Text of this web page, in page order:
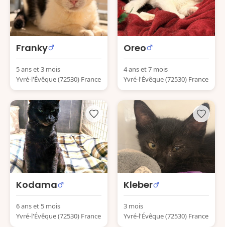
Franky
5 ans et 3 mois
Yvré-l'Évêque (72530) France
Oreo
4 ans et 7 mois
Yvré-l'Évêque (72530) France
Kodama
6 ans et 5 mois
Yvré-l'Évêque (72530) France
Kleber
3 mois
Yvré-l'Évêque (72530) France